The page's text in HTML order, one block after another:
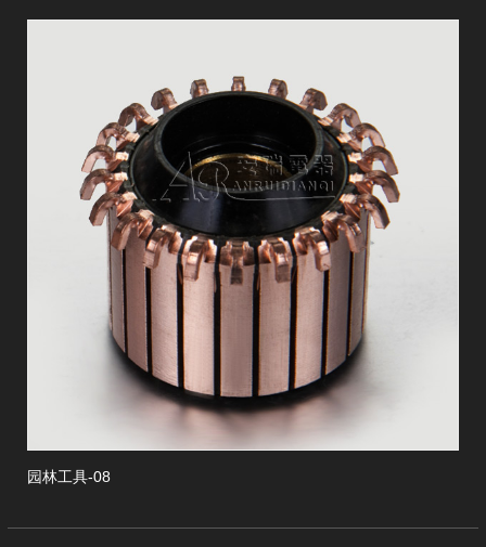
工具-08